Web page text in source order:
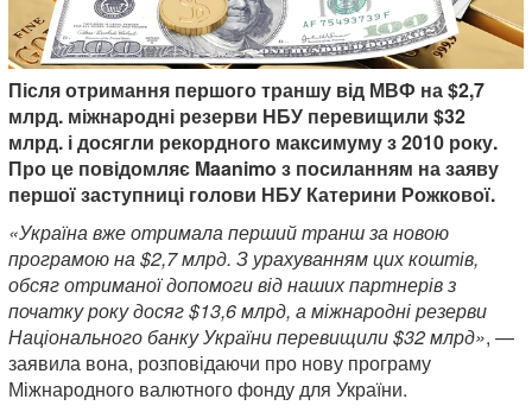
Після отримання першого траншу від МВФ на $2,7
млрд. міжнародні резерви НБУ перевищили $32
млрд. і досягли рекордного максимуму з 2010 року.
Про це повідомляє Maanimo з посиланням на заяву
першої заступниці голови НБУ Катерини Рожкової.
«Україна вже отримала перший транш за новою
програмою на $2,7 млрд. З урахуванням цих коштів,
обсяг отриманої допомоги від наших партнерів з
початку року досяг $13,6 млрд, а міжнародні резерви
Національного банку України перевищили $32 млрд», —
заявила вона, розповідаючи про нову програму
Міжнародного валютного фонду для України.